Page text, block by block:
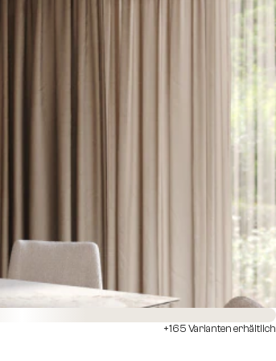
Sofort versandfertig
+165 Varianten erhältlich